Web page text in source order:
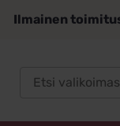
Ilmainen